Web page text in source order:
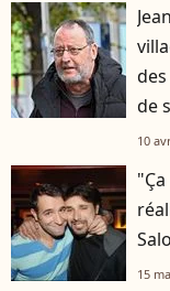
de
10
15